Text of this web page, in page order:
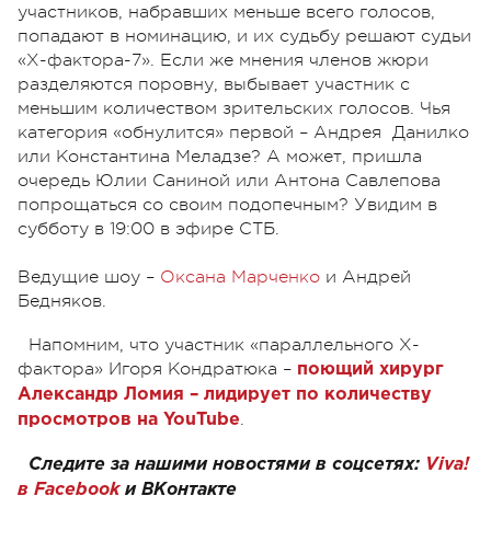
участников, набравших меньше всего голосов,
попадают в номинацию, и их судьбу решают судьи
«Х-фактора-7». Если же мнения членов жюри
разделяются поровну, выбывает участник с
меньшим количеством зрительских голосов. Чья
категория «обнулится» первой – Андрея Данилко
или Константина Меладзе? А может, пришла
очередь Юлии Саниной или Антона Савлепова
попрощаться со своим подопечным? Увидим в
субботу в 19:00 в эфире СТБ.
Ведущие шоу – Оксана Марченко и Андрей
Бедняков.
Напомним, что участник «параллельного Х-
фактора» Игоря Кондратюка – поющий хирург
Александр Ломия – лидирует по количеству
просмотров на YouTube.
Следите за нашими новостями в соцсетях: Viva!
в Facebookи ВКонтакте